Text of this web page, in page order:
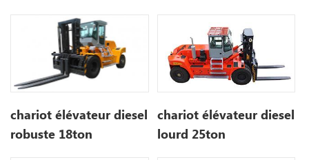
chariot élévateur diesel
robuste 18ton
chariot élévateur diesel
lourd 25ton